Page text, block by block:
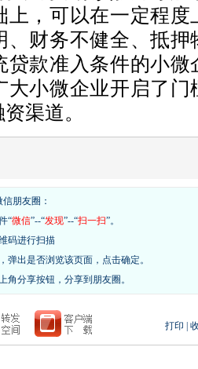
上，可以在一定程度
、财务不健全、抵押
贷款准入条件的小微
大小微企业开启了门
渠道。
朋友圈：
“微信”--“发现”--“扫一扫”。
码进行扫描
弹出是否浏览该页面，点击确定。
角分享按钮，分享到朋友圈。
打印